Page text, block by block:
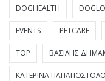
DOGHEALTH
EVENTS PETCARE
TOP ΒΑΣΊΛΗΣ
ΚΑΤΕΡΊΝΑ